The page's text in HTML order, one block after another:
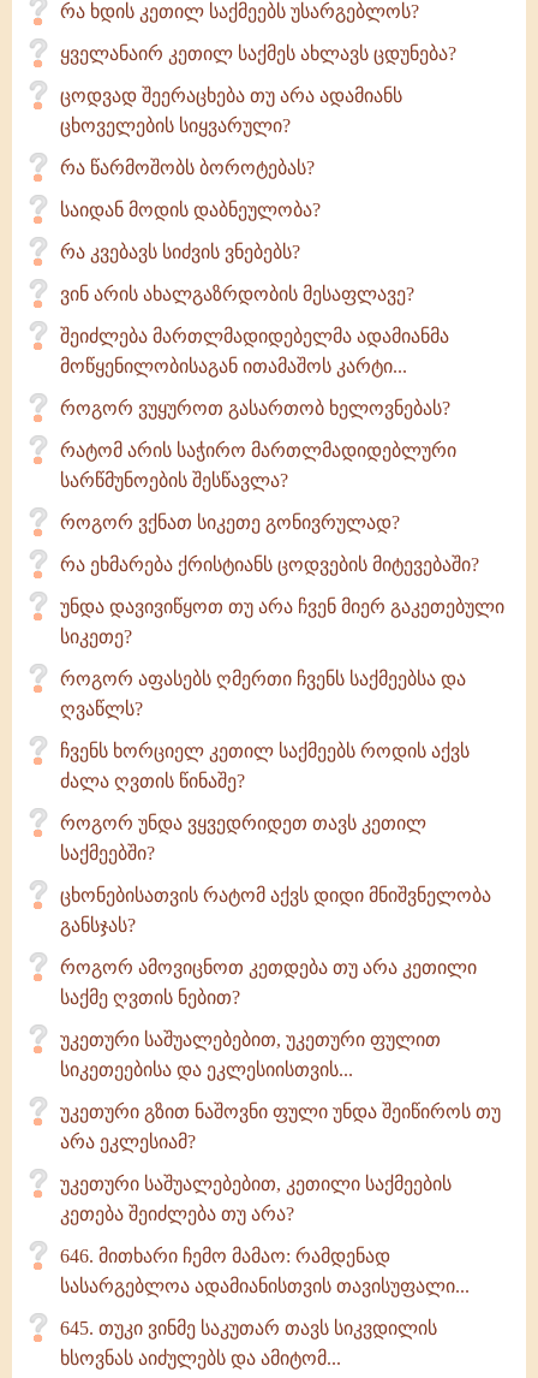
რა ხდის კეთილ საქმეებს უსარგებლოს?
ყველანაირ კეთილ საქმეს ახლავს ცდუნება?
ცოდვად შეერაცხება თუ არა ადამიანს
ცხოველების სიყვარული?
რა წარმოშობს ბოროტებას?
საიდან მოდის დაბნეულობა?
რა კვებავს სიძვის ვნებებს?
ვინ არის ახალგაზრდობის მესაფლავე?
შეიძლება მართლმადიდებელმა ადამიანმა
მოწყენილობისაგან ითამაშოს კარტი...
როგორ ვუყუროთ გასართობ ხელოვნებას?
რატომ არის საჭირო მართლმადიდებლური
სარწმუნოების შესწავლა?
როგორ ვქნათ სიკეთე გონივრულად?
რა ეხმარება ქრისტიანს ცოდვების მიტევებაში?
უნდა დავივიწყოთ თუ არა ჩვენ მიერ გაკეთებული
სიკეთე?
როგორ აფასებს ღმერთი ჩვენს საქმეებსა და
ღვაწლს?
ჩვენს ხორციელ კეთილ საქმეებს როდის აქვს
ძალა ღვთის წინაშე?
როგორ უნდა ვყვედრიდეთ თავს კეთილ
საქმეებში?
ცხონებისათვის რატომ აქვს დიდი მნიშვნელობა
განსჯას?
როგორ ამოვიცნოთ კეთდება თუ არა კეთილი
საქმე ღვთის ნებით?
უკეთური საშუალებებით, უკეთური ფულით
სიკეთეებისა და ეკლესიისთვის...
უკეთური გზით ნაშოვნი ფული უნდა შეიწიროს თუ
არა ეკლესიამ?
უკეთური საშუალებებით, კეთილი საქმეების
კეთება შეიძლება თუ არა?
646. მითხარი ჩემო მამაო: რამდენად
სასარგებლოა ადამიანისთვის თავისუფალი...
645. თუკი ვინმე საკუთარ თავს სიკვდილის
ხსოვნას აიძულებს და ამიტომ...